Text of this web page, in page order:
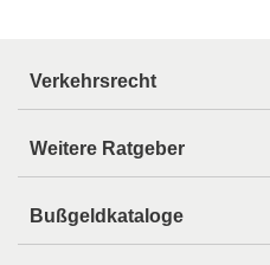
Verkehrsrecht
Weitere Ratgeber
Bußgeldkataloge